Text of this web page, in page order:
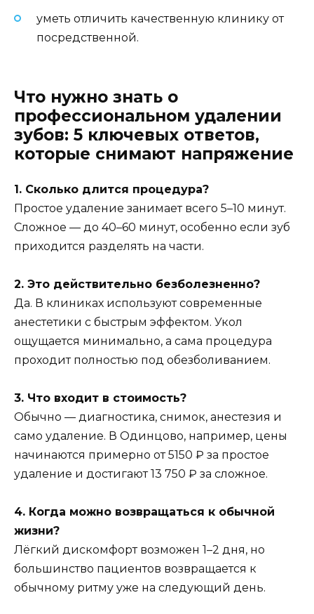
уметь отличить качественную клинику от
посредственной.
Что нужно знать о
профессиональном удалении
зубов: 5 ключевых ответов,
которые снимают напряжение
1. Сколько длится процедура?
Простое удаление занимает всего 5–10 минут.
Сложное — до 40–60 минут, особенно если зуб
приходится разделять на части.
2. Это действительно безболезненно?
Да. В клиниках используют современные
анестетики с быстрым эффектом. Укол
ощущается минимально, а сама процедура
проходит полностью под обезболиванием.
3. Что входит в стоимость?
Обычно — диагностика, снимок, анестезия и
само удаление. В Одинцово, например, цены
начинаются примерно от 5150 ₽ за простое
удаление и достигают 13 750 ₽ за сложное.
4. Когда можно возвращаться к обычной
жизни?
Лёгкий дискомфорт возможен 1–2 дня, но
большинство пациентов возвращается к
обычному ритму уже на следующий день.